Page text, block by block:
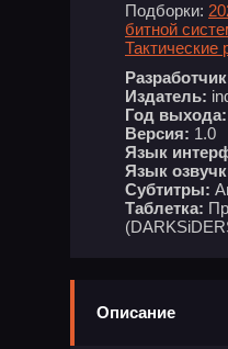
Подборки:
битной
Тактические
Издатель:
Год выхода:
Версия: 1.0
Язык
Язык
Субтитры:
Таблетка:
Описание